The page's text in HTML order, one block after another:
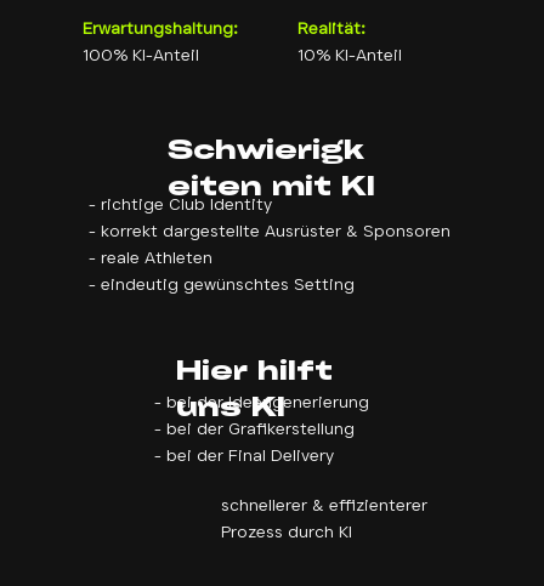
Erwartungshaltung:
100% KI-Anteil
Realität:
10% KI-Anteil
Schwierigk
eiten mit KI
- richtige Club Identity
- korrekt dargestellte Ausrüster & Sponsoren
- reale Athleten
- eindeutig gewünschtes Setting
Hier hilft
uns KI
- bei der Ideengenerierung
- bei der Grafikerstellung
- bei der Final Delivery
schnellerer & effizienterer
Prozess durch KI